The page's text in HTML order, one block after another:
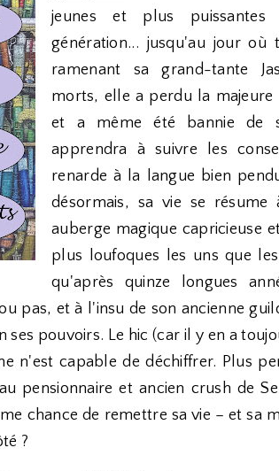
jeunes et plus puissantes
génération... jusqu'au jour où
ramenant sa grand-tante
morts, elle a perdu la majeure
et a même été bannie de
apprendra à suivre les
renarde à la langue bien
désormais, sa vie se résume
auberge magique capricieuse
plus loufoques les uns que
qu'après quinze longues
pas, et à l'insu de son ancienne
pouvoirs. Le hic (car il y en a
n'est capable de déchiffrer. Plus
pensionnaire et ancien crush de
chance de remettre sa vie – et sa
?